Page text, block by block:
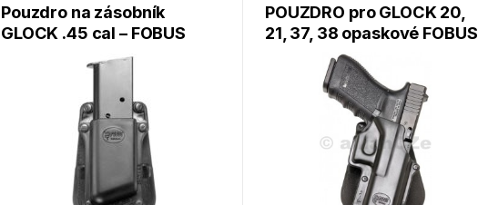
Pouzdro na zásobník
GLOCK .45 cal – FOBUS
Single Mag – černé
POUZDRO pro GLOCK 20,
21, 37, 38 opaskové FOBUS